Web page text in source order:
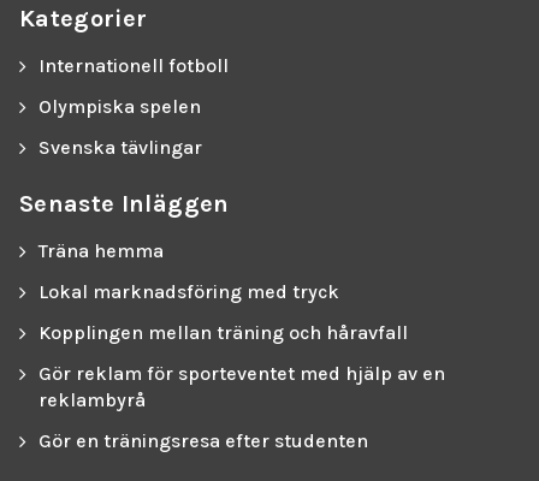
Kategorier
Internationell fotboll
Olympiska spelen
Svenska tävlingar
Senaste Inläggen
Träna hemma
Lokal marknadsföring med tryck
Kopplingen mellan träning och håravfall
Gör reklam för sporteventet med hjälp av en
reklambyrå
Gör en träningsresa efter studenten